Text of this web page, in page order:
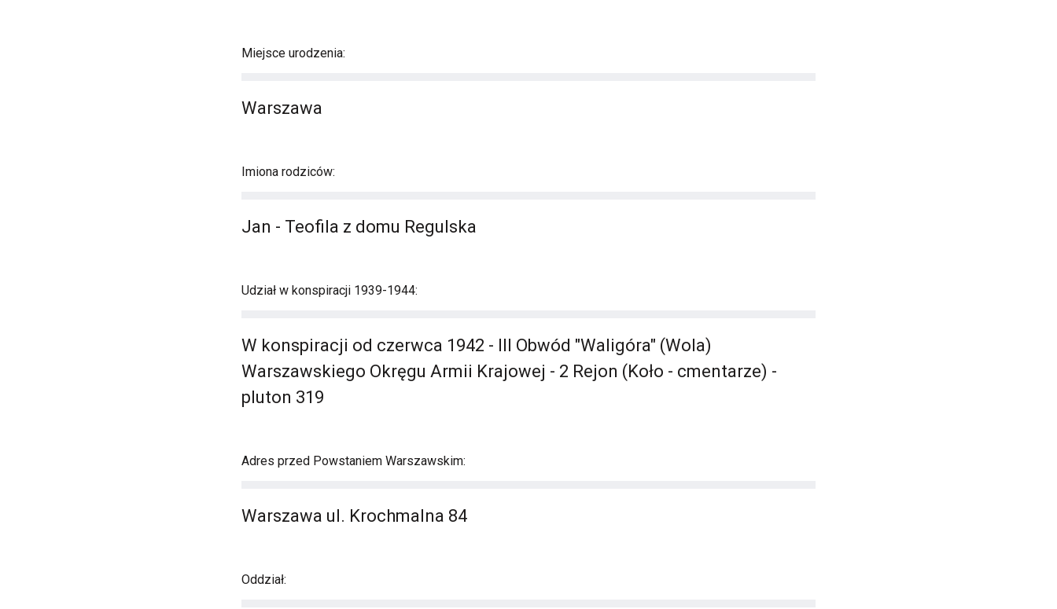
Miejsce urodzenia:
Warszawa
Imiona rodziców:
Jan - Teofila z domu Regulska
Udział w konspiracji 1939-1944:
W konspiracji od czerwca 1942 - III Obwód "Waligóra" (Wola)
Warszawskiego Okręgu Armii Krajowej - 2 Rejon (Koło - cmentarze) -
pluton 319
Adres przed Powstaniem Warszawskim:
Warszawa ul. Krochmalna 84
Oddział: